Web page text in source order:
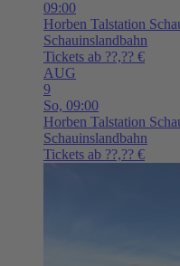
09:00
Horben Talstation
Schauinslandbahn
Tickets ab ??,?? €
AUG
9
So, 09:00
Horben Talstation
Schauinslandbahn
Tickets ab ??,?? €